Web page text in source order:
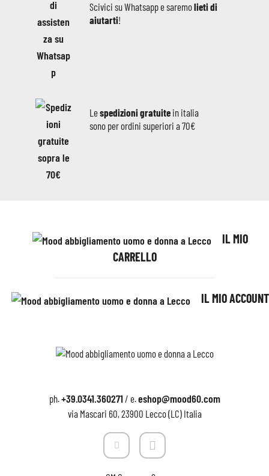
Scivici su Whatsapp e saremolieti di
aiutarti!
Lespedizioni gratuite in italia
sono per ordini superiori a 70€
IL MIO
CARRELLO
IL MIO ACCOUNT
ph.+39.0341.360271/ e.eshop@mood60.com
via Mascari 60, 23900 Lecco (LC) Italia